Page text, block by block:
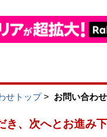
せトップ> お問い合わ
、次へとお進み下